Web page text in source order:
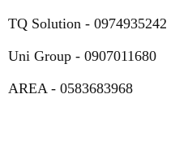
TQ Solution - 0974935242
Uni Group - 0907011680
AREA - 0583683968